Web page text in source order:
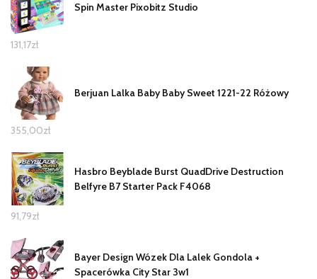
Spin Master Pixobitz Studio
131,17zł
Berjuan Lalka Baby Baby Sweet 1221-22 Różowy
355,00zł
Hasbro Beyblade Burst QuadDrive Destruction
Belfyre B7 Starter Pack F4068
91,79zł
Bayer Design Wózek Dla Lalek Gondola +
Spacerówka City Star 3w1